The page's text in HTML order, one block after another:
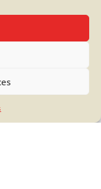
fin d'année